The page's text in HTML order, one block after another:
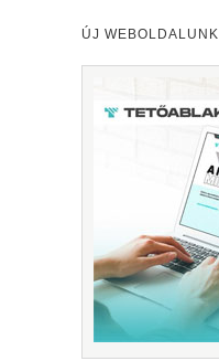
ÚJ WEBOLDALUNK